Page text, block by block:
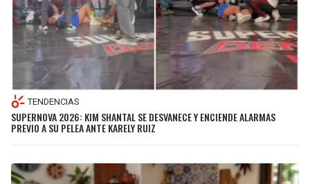
TENDENCIAS
SUPERNOVA 2026: KIM SHANTAL SE DESVANECE Y ENCIENDE ALARMAS
PREVIO A SU PELEA ANTE KARELY RUIZ